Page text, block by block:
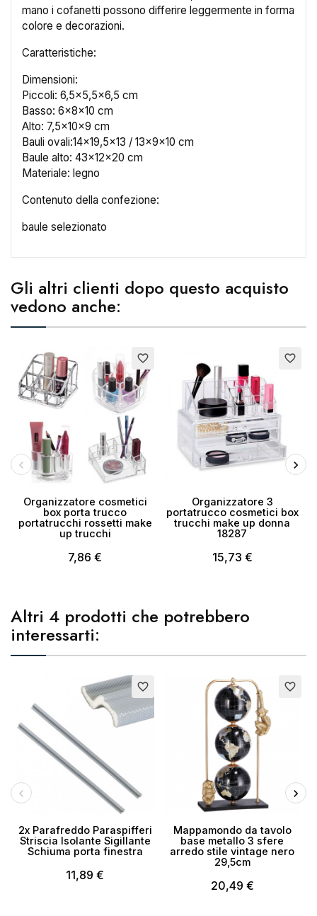
mano i cofanetti possono differire leggermente in forma
colore e decorazioni.
Caratteristiche:
Dimensioni:
Piccoli: 6,5x5,5x6,5 cm
Basso: 6x8x10 cm
Alto: 7,5x10x9 cm
Bauli ovali:14x19,5x13 / 13x9x10 cm
Baule alto: 43x12x20 cm
Materiale: legno
Contenuto della confezione:
baule selezionato
Gli altri clienti dopo questo acquisto
vedono anche:
favorite_border
Organizzatore cosmetici
box porta trucco
portatrucchi rossetti make
up trucchi
7,86 €
favorite_border
Organizzatore 3
portatrucco cosmetici box
trucchi make up donna
18287
15,73 €
Altri 4 prodotti che potrebbero
interessarti:
favorite_border
2x Parafreddo Paraspifferi
Striscia Isolante Sigillante
Schiuma porta finestra
11,89 €
favorite_border
Mappamondo da tavolo
base metallo 3 sfere
arredo stile vintage nero
29,5cm
20,49 €
Crea lista dei desideri
Nome lista dei desideri
Annulla